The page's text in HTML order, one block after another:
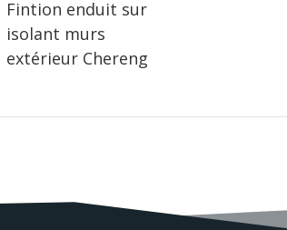
Fintion enduit sur
isolant murs
extérieur Chereng